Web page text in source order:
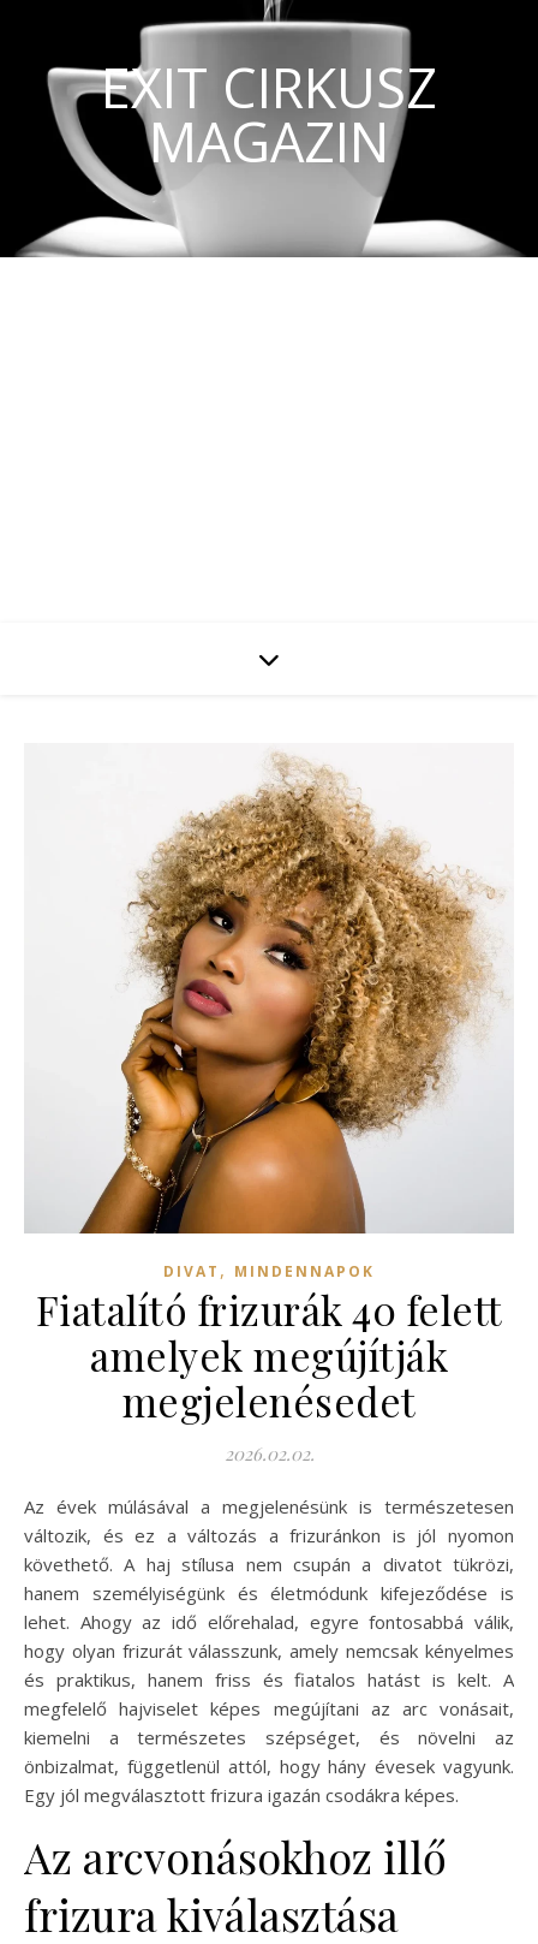
EXIT CIRKUSZ
MAGAZIN
DIVAT , MINDENNAPOK
Fiatalító frizurák 40 felett
amelyek megújítják
megjelenésedet
2026.02.02.
Az évek múlásával a megjelenésünk is természetesen
változik, és ez a változás a frizuránkon is jól nyomon
követhető. A haj stílusa nem csupán a divatot tükrözi,
hanem személyiségünk és életmódunk kifejeződése is
lehet. Ahogy az idő előrehalad, egyre fontosabbá válik,
hogy olyan frizurát válasszunk, amely nemcsak kényelmes
és praktikus, hanem friss és fiatalos hatást is kelt. A
megfelelő hajviselet képes megújítani az arc vonásait,
kiemelni a természetes szépséget, és növelni az
önbizalmat, függetlenül attól, hogy hány évesek vagyunk.
Egy jól megválasztott frizura igazán csodákra képes.
Az arcvonásokhoz illő
frizura kiválasztása